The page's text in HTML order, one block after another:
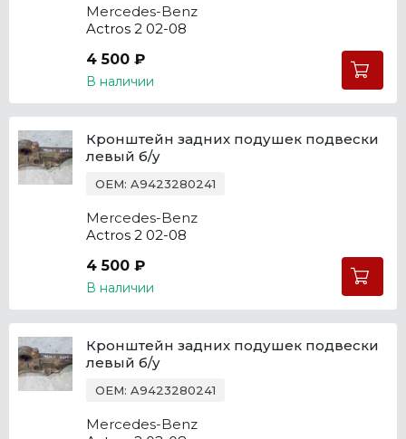
Mercedes-Benz
Actros 2 02-08
4 500 ₽
В наличии
Кронштейн задних подушек подвески
левый б/у
OEM: A9423280241
Mercedes-Benz
Actros 2 02-08
4 500 ₽
В наличии
Кронштейн задних подушек подвески
левый б/у
OEM: A9423280241
Mercedes-Benz